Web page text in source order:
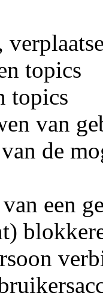
topics
topics
van
de
een